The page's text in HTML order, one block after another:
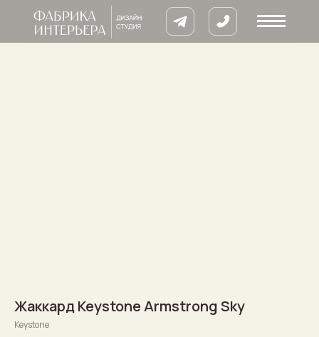
Жаккард Keystone Armstrong Sky
Keystone